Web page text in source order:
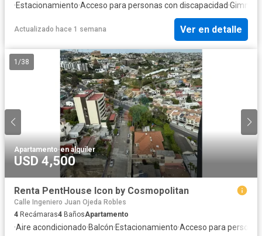
·Estacionamiento·Acceso para personas con discapacidad·
Actualizado hace 1 semana Ver en detalle
1 /38
Apartamento·en alquiler
USD 4,500
Renta PentHouse Icon by Cosmopolitan
Calle Ingeniero Juan Ojeda Robles
4 Recámaras4 BañosApartamento
·Aire acondicionado·Balcón·Estacionamiento·Acceso para